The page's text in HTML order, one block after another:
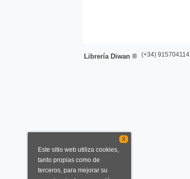
Librería Diwan ® (+34) 915704114
X
Este sitio web utiliza cookies,
tanto propias como de
terceros, para mejorar su